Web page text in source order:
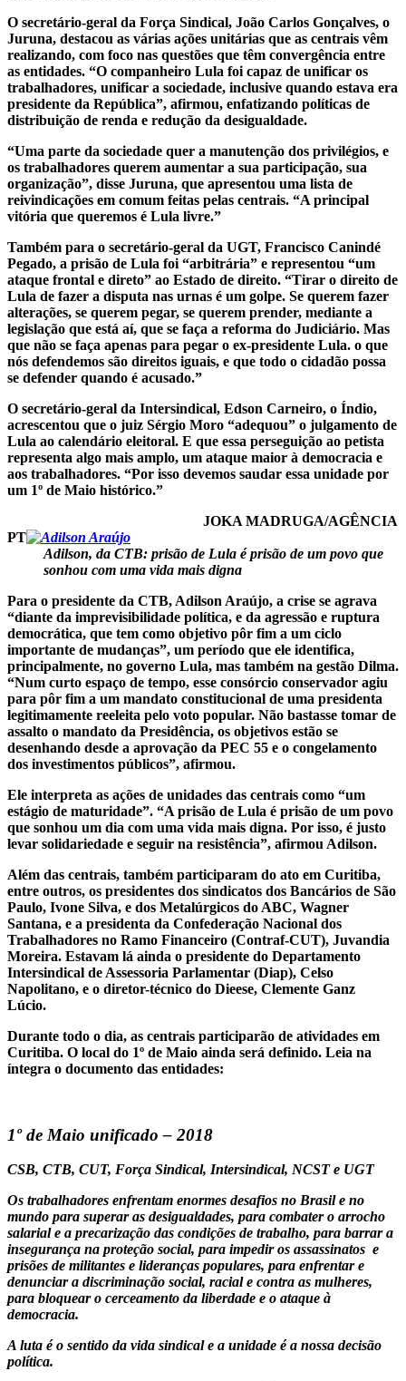
O secretário-geral da Força Sindical, João Carlos Gonçalves, o
Juruna, destacou as várias ações unitárias que as centrais vêm
realizando, com foco nas questões que têm convergência entre
as entidades. “O companheiro Lula foi capaz de unificar os
trabalhadores, unificar a sociedade, inclusive quando estava era
presidente da República”, afirmou, enfatizando políticas de
distribuição de renda e redução da desigualdade.
“Uma parte da sociedade quer a manutenção dos privilégios, e
os trabalhadores querem aumentar a sua participação, sua
organização”, disse Juruna, que apresentou uma lista de
reivindicações em comum feitas pelas centrais. “A principal
vitória que queremos é Lula livre.”
Também para o secretário-geral da UGT, Francisco Canindé
Pegado, a prisão de Lula foi “arbitrária” e representou “um
ataque frontal e direto” ao Estado de direito. “Tirar o direito de
Lula de fazer a disputa nas urnas é um golpe. Se querem fazer
alterações, se querem pegar, se querem prender, mediante a
legislação que está aí, que se faça a reforma do Judiciário. Mas
que não se faça apenas para pegar o ex-presidente Lula. o que
nós defendemos são direitos iguais, e que todo o cidadão possa
se defender quando é acusado.”
O secretário-geral da Intersindical, Edson Carneiro, o Índio,
acrescentou que o juiz Sérgio Moro “adequou” o julgamento de
Lula ao calendário eleitoral. E que essa perseguição ao petista
representa algo mais amplo, um ataque maior à democracia e
aos trabalhadores. “Por isso devemos saudar essa unidade por
um 1º de Maio histórico.”
JOKA MADRUGA/AGÊNCIA
PT
Adilson, da CTB: prisão de Lula é prisão de um povo que
sonhou com uma vida mais digna
Para o presidente da CTB, Adilson Araújo, a crise se agrava
“diante da imprevisibilidade política, e da agressão e ruptura
democrática, que tem como objetivo pôr fim a um ciclo
importante de mudanças”, um período que ele identifica,
principalmente, no governo Lula, mas também na gestão Dilma.
“Num curto espaço de tempo, esse consórcio conservador agiu
para pôr fim a um mandato constitucional de uma presidenta
legitimamente reeleita pelo voto popular. Não bastasse tomar de
assalto o mandato da Presidência, os objetivos estão se
desenhando desde a aprovação da PEC 55 e o congelamento
dos investimentos públicos”, afirmou.
Ele interpreta as ações de unidades das centrais como “um
estágio de maturidade”. “A prisão de Lula é prisão de um povo
que sonhou um dia com uma vida mais digna. Por isso, é justo
levar solidariedade e seguir na resistência”, afirmou Adilson.
Além das centrais, também participaram do ato em Curitiba,
entre outros, os presidentes dos sindicatos dos Bancários de São
Paulo, Ivone Silva, e dos Metalúrgicos do ABC, Wagner
Santana, e a presidenta da Confederação Nacional dos
Trabalhadores no Ramo Financeiro (Contraf-CUT), Juvandia
Moreira. Estavam lá ainda o presidente do Departamento
Intersindical de Assessoria Parlamentar (Diap), Celso
Napolitano, e o diretor-técnico do Dieese, Clemente Ganz
Lúcio.
Durante todo o dia, as centrais participarão de atividades em
Curitiba. O local do 1º de Maio ainda será definido. Leia na
íntegra o documento das entidades:
1º de Maio unificado – 2018
CSB, CTB, CUT, Força Sindical, Intersindical, NCST e UGT
Os trabalhadores enfrentam enormes desafios no Brasil e no
mundo para superar as desigualdades, para combater o arrocho
salarial e a precarização das condições de trabalho, para barrar a
insegurança na proteção social, para impedir os assassinatos e
prisões de militantes e lideranças populares, para enfrentar e
denunciar a discriminação social, racial e contra as mulheres,
para bloquear o cerceamento da liberdade e o ataque à
democracia.
A luta é o sentido da vida sindical e a unidade é a nossa decisão
política.